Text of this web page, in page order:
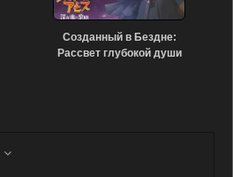
Созданный в Бездне:
Рассвет глубокой души